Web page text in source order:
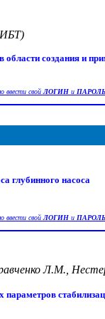
области создания и
ввести свойЛОГИН и ПАРОЛЬ
глубинного насоса
ввести свойЛОГИН и ПАРОЛЬ
Л.М.,
параметров